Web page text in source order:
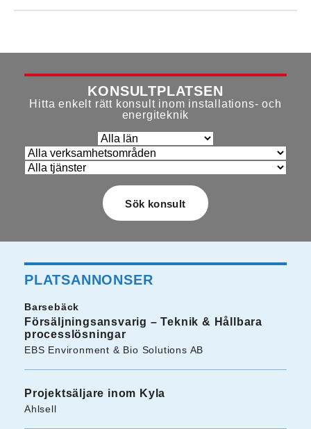
KONSULTPLATSEN
Hitta enkelt rätt konsult inom installations- och
energiteknik
PLATSANNONSER
Barsebäck
Försäljningsansvarig – Teknik & Hållbara
processlösningar
EBS Environment & Bio Solutions AB
Projektsäljare inom Kyla
Ahlsell